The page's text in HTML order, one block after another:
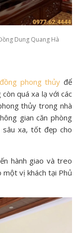
Dung Quang Hà
phong thủy để
quá xa lạ với các
thủy trong nhà
gian căn phòng
sâu xa, tốt đẹp cho
hành giao và treo
một vị khách tại Phủ